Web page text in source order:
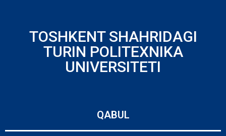
TOSHKENT SHAHRIDAGI
TURIN POLITEXNIKA
UNIVERSITETI
QABUL